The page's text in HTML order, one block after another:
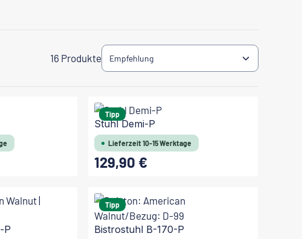
16 Produkte
Tipp
Stuhl Demi-P
Lieferzeit 10-15 Werktage
Regulärer Preis:
129,90 €
P
Tipp
Bistrostuhl B-170-P